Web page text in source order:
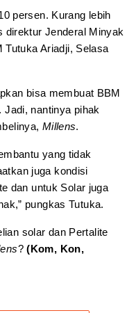
persen. Kurang lebih
direktur Jenderal Minyak
Tutuka Ariadji, Selasa
bisa membuat BBM
Jadi, nantinya pihak
Millens.
yang tidak
juga kondisi
dan untuk Solar juga
pungkas Tutuka.
solar dan Pertalite
?(Kom, Kon,